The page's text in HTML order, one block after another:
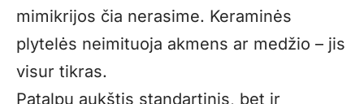
mimikrijos čia nerasime. Keraminės
plytelės neimituoja akmens ar medžio – jis
visur tikras.
Patalpų aukštis standartinis, bet ir